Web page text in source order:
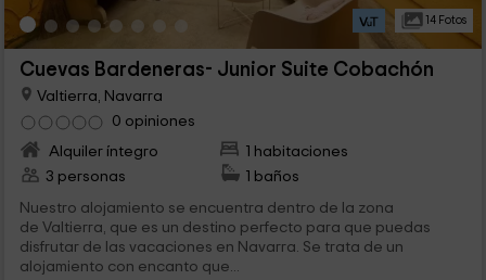
14 Fotos
Cuevas Bardeneras- Junior Suite Cobachón
Valtierra, Navarra
0 opiniones
Alquiler íntegro
1 habitaciones
3 personas
1 baños
Nuestro alojamiento se encuentra dentro de la zona
de Valtierra, que es un destino perfecto para que puedas
disfrutar de las vacaciones en Navarra. Se trata de un
alojamiento con encanto que...